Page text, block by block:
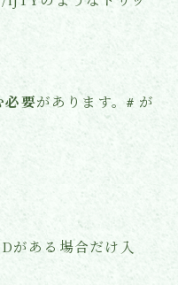
必要があります。 # が
がある場合だけ入